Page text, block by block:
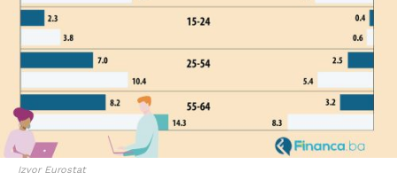
Izvor Eurostat